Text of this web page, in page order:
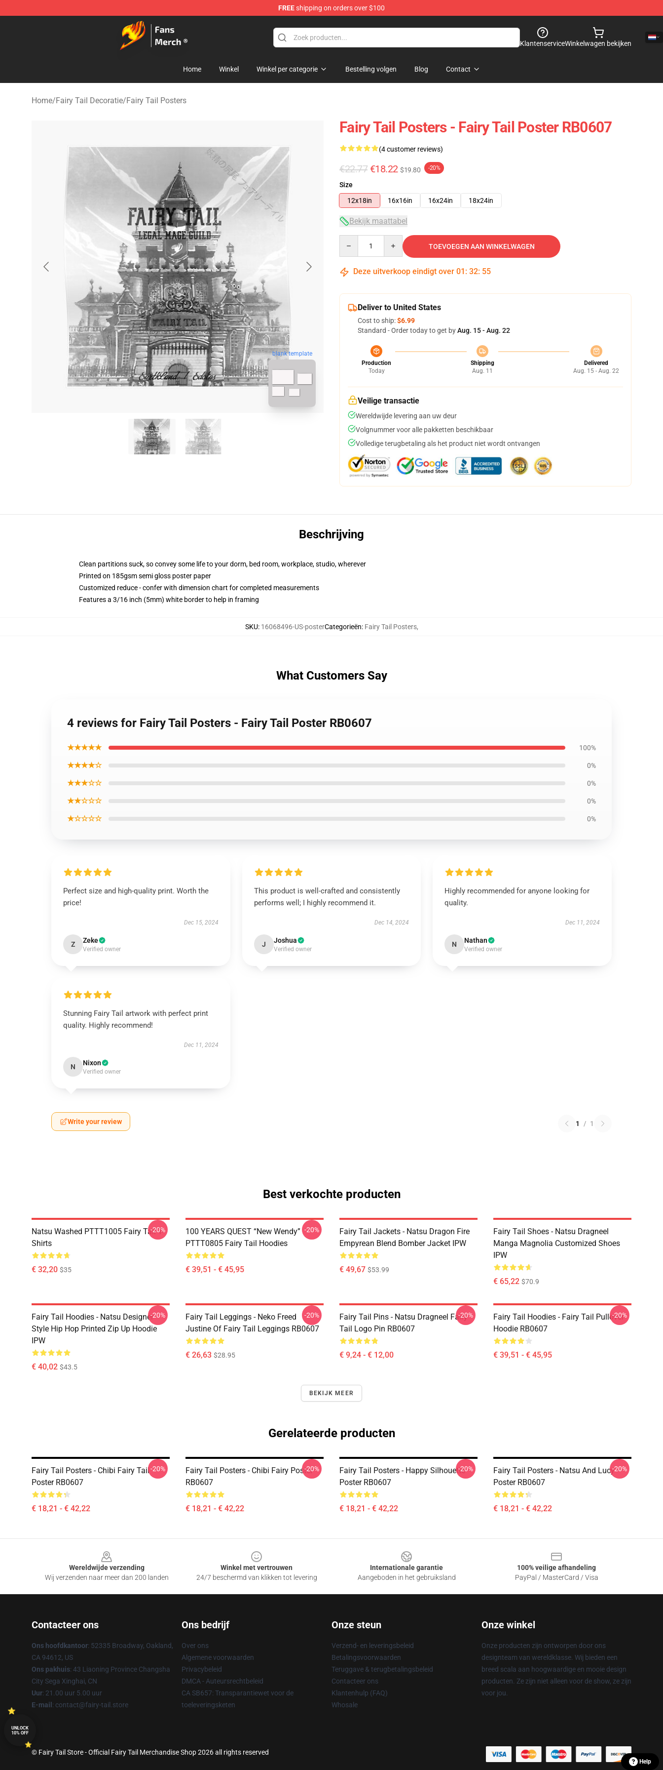
FREEshipping on orders over $100
Fairy Tail Store - Official Fairy Tail Merchandise Shop
KlantenserviceWinkelwagen bekijken
Home Winkel Winkel per categorie Bestelling volgen Blog Contact
Home/Fairy Tail Decoratie/Fairy Tail Posters
blank template
Fairy Tail Posters - Fairy Tail Poster RB0607
(4 customer reviews)
€22.77 €18.22 $19.80 -20%
Size
12x18in
16x16in 16x24in 18x24in
Bekijk maattabel
TOEVOEGEN AAN WINKELWAGEN
Deze uitverkoop eindigt over 01 : 32: 54
Deliver to United States
Cost to ship:$6.99
Standard - Order today to get byAug. 15 - Aug. 22
Production
Today
Shipping
Aug. 11
Delivered
Aug. 15 - Aug. 22
Veilige transactie
Wereldwijde levering aan uw deur
Volgnummer voor alle pakketten beschikbaar
Volledige terugbetaling als het product niet wordt ontvangen
Beschrijving
Clean partitions suck, so convey some life to your dorm, bed room, workplace, studio, wherever
Printed on 185gsm semi gloss poster paper
Customized reduce - confer with dimension chart for completed measurements
Features a 3/16 inch (5mm) white border to help in framing
SKU: 16068496-US-posterCategorieën: Fairy Tail Posters,
What Customers Say
4 reviews for Fairy Tail Posters - Fairy Tail Poster RB0607
★★★★★ 100%
★★★★☆ 0%
★★★☆☆ 0%
★★☆☆☆ 0%
★☆☆☆☆ 0%
Perfect size and high-quality print. Worth the
price!
Dec 15, 2024
Z Zeke
Verified owner
This product is well-crafted and consistently
performs well; I highly recommend it.
Dec 14, 2024
J Joshua
Verified owner
Highly recommended for anyone looking for
quality.
Dec 11, 2024
N Nathan
Verified owner
Stunning Fairy Tail artwork with perfect print
quality. Highly recommend!
Dec 11, 2024
N Nixon
Verified owner
Write your review 1 / 1
Best verkochte producten
Natsu Washed PTTT1005 Fairy Tail T-
Shirts
€ 32,20 $35
-20%
100 YEARS QUEST “New Wendy”
PTTT0805 Fairy Tail Hoodies
€ 39,51 - € 45,95
-20%
Fairy Tail Jackets - Natsu Dragon Fire
Empyrean Blend Bomber Jacket IPW
€ 49,67 $53.99
Fairy Tail Shoes - Natsu Dragneel
Manga Magnolia Customized Shoes
IPW
€ 65,22 $70.9
Fairy Tail Hoodies - Natsu Designer
Style Hip Hop Printed Zip Up Hoodie
IPW
€ 40,02 $43.5
-20%
Fairy Tail Leggings - Neko Freed
Justine Of Fairy Tail Leggings RB0607
€ 26,63 $28.95
-20%
Fairy Tail Pins - Natsu Dragneel Fairy
Tail Logo Pin RB0607
€ 9,24 - € 12,00
-20%
Fairy Tail Hoodies - Fairy Tail Pullover
Hoodie RB0607
€ 39,51 - € 45,95
-20%
BEKIJK MEER
Gerelateerde producten
Fairy Tail Posters - Chibi Fairy Tail
Poster RB0607
€ 18,21 - € 42,22
-20%
Fairy Tail Posters - Chibi Fairy Poster
RB0607
€ 18,21 - € 42,22
-20%
Fairy Tail Posters - Happy Silhouette
Poster RB0607
€ 18,21 - € 42,22
-20%
Fairy Tail Posters - Natsu And Lucy
Poster RB0607
€ 18,21 - € 42,22
-20%
Wereldwijde verzending
Wij verzenden naar meer dan 200 landen
Winkel met vertrouwen
24/7 beschermd van klikken tot levering
Internationale garantie
Aangeboden in het gebruiksland
100% veilige afhandeling
PayPal / MasterCard / Visa
Contacteer ons
Ons hoofdkantoor: 52335 Broadway, Oakland,
CA 94612, US
Ons pakhuis: 43 Liaoning Province Changsha
City Sega Xinghai, CN
Uur: 21.00 uur 5.00 uur
E-mail : contact@fairy-tail.store
Ons bedrijf
Over ons
Algemene voorwaarden
Privacybeleid
DMCA - Auteursrechtbeleid
CA SB657: Transparantiewet voor de
toeleveringsketen
Onze steun
Verzend- en leveringsbeleid
Betalingsvoorwaarden
Teruggave & terugbetalingsbeleid
Contacteer ons
Klantenhulp (FAQ)
Whosale
Onze winkel
Onze producten zijn ontworpen door ons
designteam van wereldklasse. Wij bieden een
breed scala aan hoogwaardige en mooie design
producten. Ze zijn niet alleen voor de show, ze zijn
voor jou.
© Fairy Tail Store - Official Fairy Tail Merchandise Shop 2026 all rights reserved
Help
UNLOCK
10% OFF